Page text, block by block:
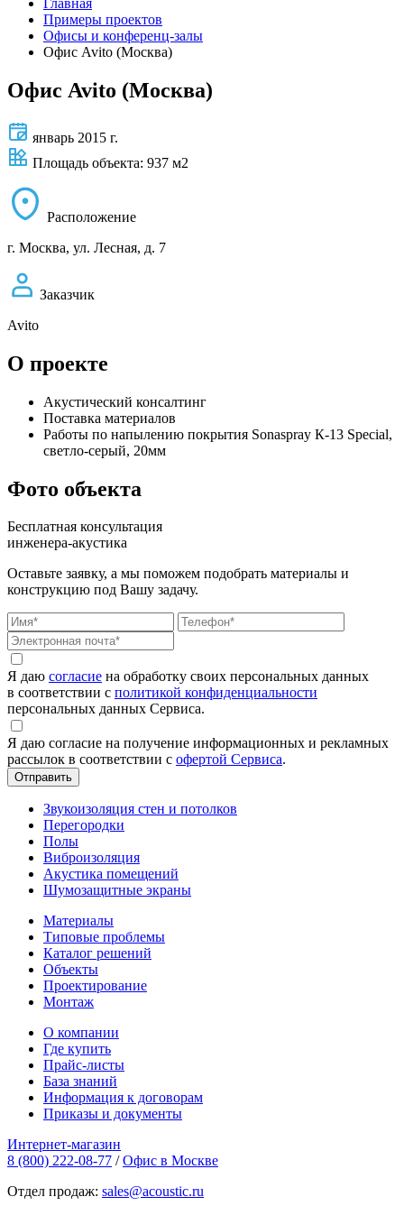
Главная
Примеры проектов
Офисы и конференц-залы
Офис Avito (Москва)
Офис Avito (Москва)
январь 2015 г.
Площадь объекта: 937 м2
Расположение
г. Москва, ул. Лесная, д. 7
Заказчик
Avito
О проекте
Акустический консалтинг
Поставка материалов
Работы по напылению покрытия Sonaspray К-13 Special,
светло-серый, 20мм
Фото объекта
Бесплатная консультация
инженера-акустика
Оставьте заявку, а мы поможем подобрать материалы и
конструкцию под Вашу задачу.
Я даю согласие на обработку своих персональных данных
в соответствии с политикой конфиденциальности
персональных данных Сервиса.
Я даю согласие на получение информационных и рекламных
рассылок в соответствии с офертой Сервиса.
Звукоизоляция стен и потолков
Перегородки
Полы
Виброизоляция
Акустика помещений
Шумозащитные экраны
Материалы
Типовые проблемы
Каталог решений
Объекты
Проектирование
Монтаж
О компании
Где купить
Прайс-листы
База знаний
Информация к договорам
Приказы и документы
Интернет-магазин
8 (800) 222-08-77 / Офис в Москве
Отдел продаж: sales@acoustic.ru